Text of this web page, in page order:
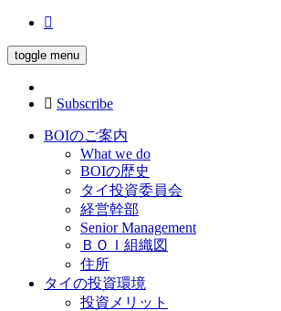
toggle menu
Subscribe
BOIのご案内
What we do
BOIの歴史
タイ投資委員会
経営幹部
Senior Management
ＢＯＩ組織図
住所
タイの投資環境
投資メリット